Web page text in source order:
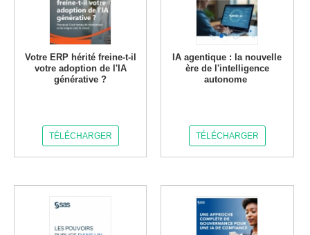
Votre ERP hérité freine-t-il
votre adoption de l'IA
générative ?
TÉLÉCHARGER
IA agentique : la nouvelle
ère de l'intelligence
autonome
TÉLÉCHARGER